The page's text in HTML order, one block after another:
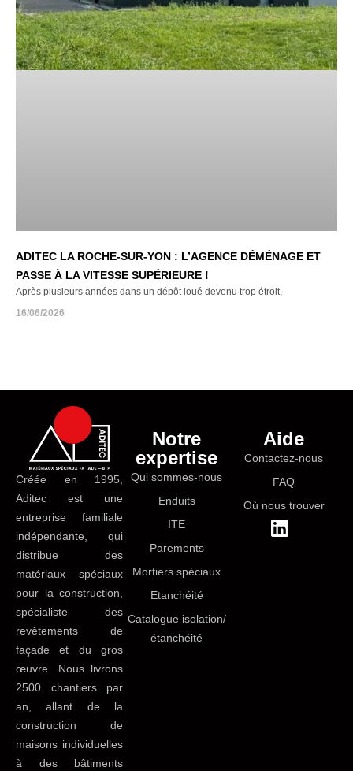
ADITEC LA ROCHE-SUR-YON : L’AGENCE DÉMÉNAGE ET
PASSE À LA VITESSE SUPÉRIEURE !
Après plusieurs années dans un dépôt loué devenu trop étroit,
16/06/2026
Créée en 1995,
Aditec est une
entreprise familiale
indépendante, qui
distribue des
matériaux spéciaux
pour la construction,
spécialiste des
revêtements de
façade et du gros
œuvre. Nous livrons
2500 chantiers par
an, allant de la
construction de
maisons individuelles
à des bâtiments
Notre
expertise
Qui sommes-nous
Enduits
ITE
Parements
Mortiers spéciaux
Etanchéité
Catalogue isolation/
étanchéité
Aide
Contactez-nous
FAQ
Où nous trouver